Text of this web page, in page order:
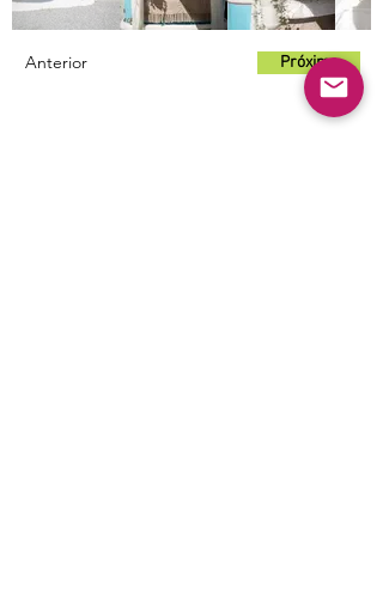
Anterior Próximo